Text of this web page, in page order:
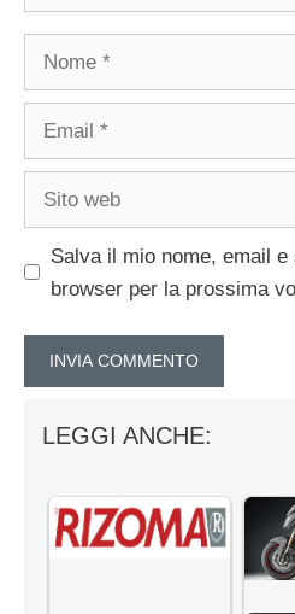
Salva il mio nome, email
browser per la prossima
LEGGI ANCHE: